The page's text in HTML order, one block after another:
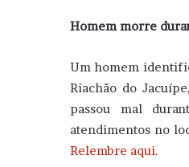
Homem morre
Um homem
Riachão do
passou mal
atendimentos no
Relembre aqui.